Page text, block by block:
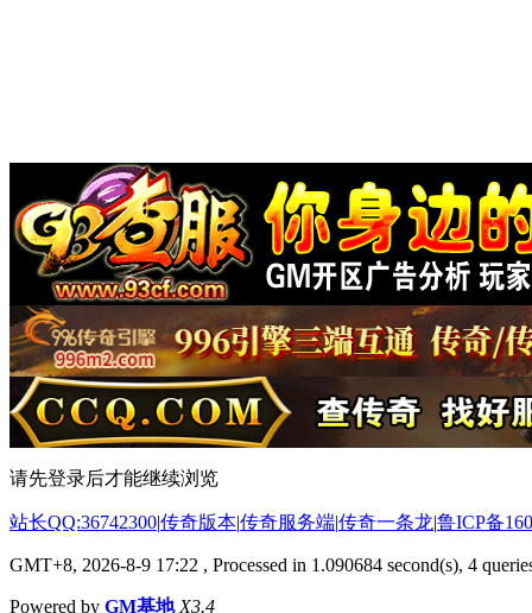
请先登录后才能继续浏览
站长QQ:36742300|传奇版本|传奇服务端|传奇一条龙|鲁ICP备
GMT+8, 2026-8-9 17:22 , Processed in 1.090684 second(s), 4
Powered by GM基地 X3.4